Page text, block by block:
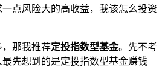
点风险大的高收益，我该怎么投资
那我推荐定投指数型基金。先不考
先想到的是定投指数型基金赚钱